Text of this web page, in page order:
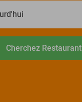
Cherchez Restaurant